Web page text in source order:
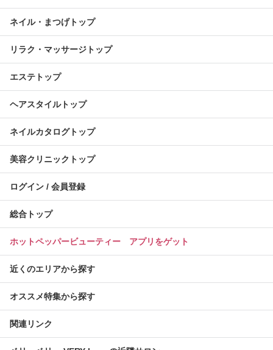
ネイル・まつげトップ
リラク・マッサージトップ
エステトップ
ヘアスタイルトップ
ネイルカタログトップ
美容クリニックトップ
ログイン / 会員登録
総合トップ
ホットペッパービューティー アプリをゲット
近くのエリアから探す
オススメ特集から探す
関連リンク